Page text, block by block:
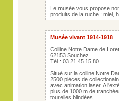
Le musée vous propose
produits de la ruche : miel,
Musée vivant 1914-1918
Colline Notre Dame de
62153 Souchez
Tél : 03 21 45 15 80
Situé sur la colline Notre
2500 pièces de
avec animation laser. A
plus de 1000 m de
tourelles blindées.